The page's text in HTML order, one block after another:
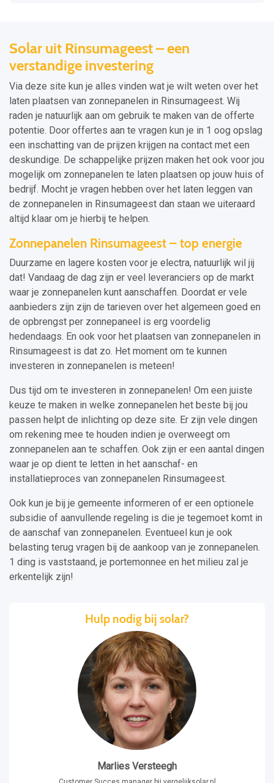
Solar uit Rinsumageest – een
verstandige investering
Via deze site kun je alles vinden wat je wilt weten over het
laten plaatsen van zonnepanelen in Rinsumageest. Wij
raden je natuurlijk aan om gebruik te maken van de offerte
potentie. Door offertes aan te vragen kun je in 1 oog opslag
een inschatting van de prijzen krijgen na contact met een
deskundige. De schappelijke prijzen maken het ook voor jou
mogelijk om zonnepanelen te laten plaatsen op jouw huis of
bedrijf. Mocht je vragen hebben over het laten leggen van
de zonnepanelen in Rinsumageest dan staan we uiteraard
altijd klaar om je hierbij te helpen.
Zonnepanelen Rinsumageest – top energie
Duurzame en lagere kosten voor je electra, natuurlijk wil jij
dat! Vandaag de dag zijn er veel leveranciers op de markt
waar je zonnepanelen kunt aanschaffen. Doordat er vele
aanbieders zijn zijn de tarieven over het algemeen goed en
de opbrengst per zonnepaneel is erg voordelig
hedendaags. En ook voor het plaatsen van zonnepanelen in
Rinsumageest is dat zo. Het moment om te kunnen
investeren in zonnepanelen is meteen!
Dus tijd om te investeren in zonnepanelen! Om een juiste
keuze te maken in welke zonnepanelen het beste bij jou
passen helpt de inlichting op deze site. Er zijn vele dingen
om rekening mee te houden indien je overweegt om
zonnepanelen aan te schaffen. Ook zijn er een aantal dingen
waar je op dient te letten in het aanschaf- en
installatieproces van zonnepanelen Rinsumageest.
Ook kun je bij je gemeente informeren of er een optionele
subsidie of aanvullende regeling is die je tegemoet komt in
de aanschaf van zonnepanelen. Eventueel kun je ook
belasting terug vragen bij de aankoop van je zonnepanelen.
1 ding is vaststaand, je portemonnee en het milieu zal je
erkentelijk zijn!
Hulp nodig bij solar?
Marlies Versteegh